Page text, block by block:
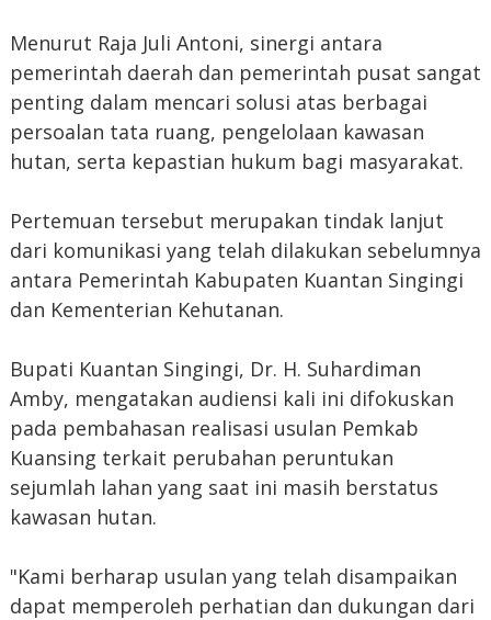
Menurut Raja Juli Antoni, sinergi antara
pemerintah daerah dan pemerintah pusat sangat
penting dalam mencari solusi atas berbagai
persoalan tata ruang, pengelolaan kawasan
hutan, serta kepastian hukum bagi masyarakat.
Pertemuan tersebut merupakan tindak lanjut
dari komunikasi yang telah dilakukan sebelumnya
antara Pemerintah Kabupaten Kuantan Singingi
dan Kementerian Kehutanan.
Bupati Kuantan Singingi, Dr. H. Suhardiman
Amby, mengatakan audiensi kali ini difokuskan
pada pembahasan realisasi usulan Pemkab
Kuansing terkait perubahan peruntukan
sejumlah lahan yang saat ini masih berstatus
kawasan hutan.
"Kami berharap usulan yang telah disampaikan
dapat memperoleh perhatian dan dukungan dari